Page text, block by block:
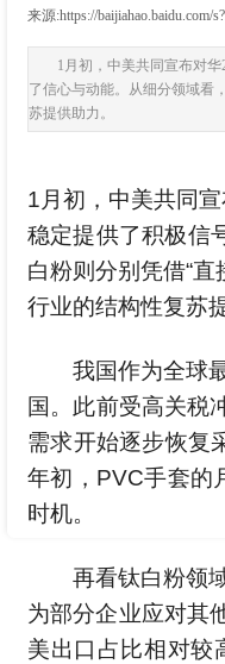
来源:https://baijiahao.baidu.com/
1月初，中美共同宣布对
了信心与动能。从细分领域看
苏提供助力。
1月初，中美共同
稳定提供了积极信
白粉则分别凭借“
行业的结构性复苏
我国作为全球最
国。此前受高关税
需求开始逐步恢复
年初，PVC手套的
时机。
再看钛白粉领域
为部分企业应对其
美出口占比相对较